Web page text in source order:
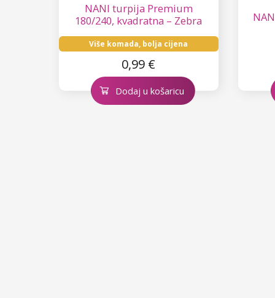
NANI turpija Premium
180/240, kvadratna – Zebra
Više komada, bolja cijena
0,99 €
Dodaj u košaricu